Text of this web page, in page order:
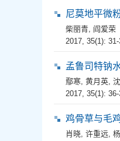
尼莫地平微
柴丽青, 阎爱荣
2017, 35(1): 31-
孟鲁司特钠
鄢寒, 黄月英,
2017, 35(1):
鸡骨草与毛
肖晓, 许重远,